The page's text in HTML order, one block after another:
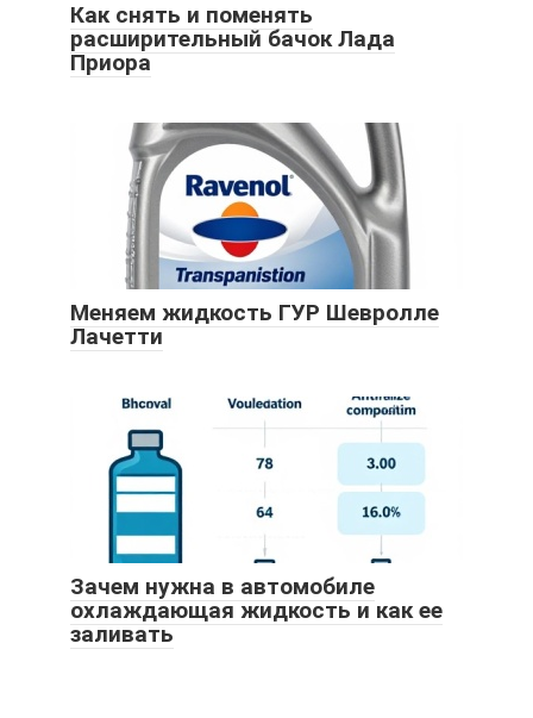
Как снять и поменять
расширительный бачок Лада
Приора
Меняем жидкость ГУР Шевролле
Лачетти
Зачем нужна в автомобиле
охлаждающая жидкость и как ее
заливать